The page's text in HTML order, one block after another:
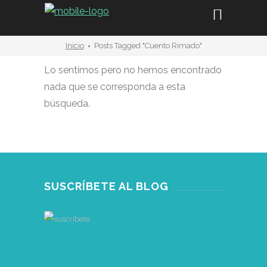
Inicio Posts Tagged "cuento Rimado"
Lo sentimos pero no hemos encontrado
nada que se corresponda a esta
búsqueda.
SUSCRÍBETE AL BLOG